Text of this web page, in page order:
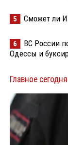
5 Сможет ли
6
ВС России
Одессы и
Главное сегодня